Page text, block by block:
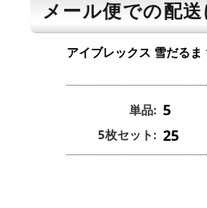
メール便での配
アイブレックス 雪だるま
単品: 5
5枚セット: 25